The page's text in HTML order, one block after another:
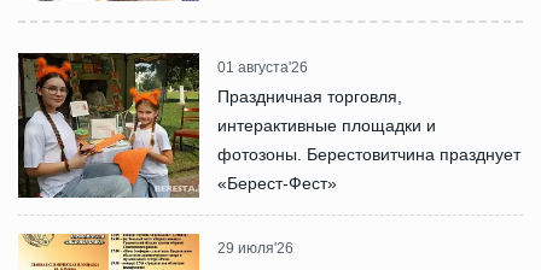
01 августа'26
Праздничная торговля,
интерактивные площадки и
фотозоны. Берестовитчина празднует
«Берест-Фест»
29 июля'26